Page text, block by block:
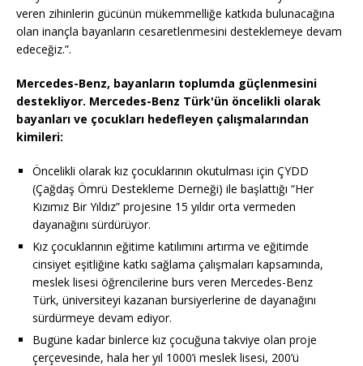
veren zihinlerin gücünün mükemmelliğe katkıda bulunacağına
olan inançla bayanların cesaretlenmesini desteklemeye devam
edeceğiz.”.
Mercedes-Benz, bayanların toplumda güçlenmesini
destekliyor. Mercedes-Benz Türk'ün öncelikli olarak
bayanları ve çocukları hedefleyen çalışmalarından
kimileri:
Öncelikli olarak kız çocuklarının okutulması için ÇYDD
(Çağdaş Ömrü Destekleme Derneği) ile başlattığı “Her
Kızımız Bir Yıldız” projesine 15 yıldır orta vermeden
dayanağını sürdürüyor.
Kız çocuklarının eğitime katılımını artırma ve eğitimde
cinsiyet eşitliğine katkı sağlama çalışmaları kapsamında,
meslek lisesi öğrencilerine burs veren Mercedes-Benz
Türk, üniversiteyi kazanan bursiyerlerine de dayanağını
sürdürmeye devam ediyor.
Bugüne kadar binlerce kız çocuğuna takviye olan proje
çerçevesinde, hala her yıl 1000’i meslek lisesi, 200’ü